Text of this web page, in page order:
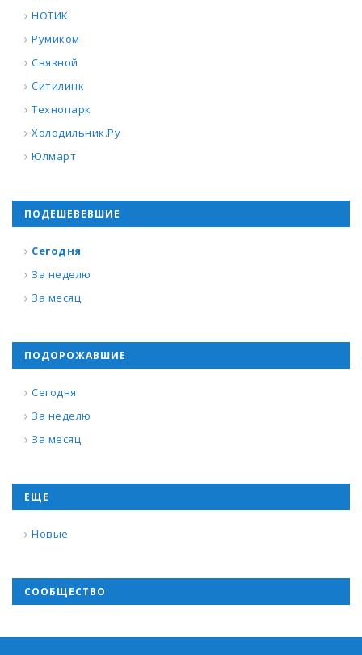
НОТИК
Румиком
Связной
Ситилинк
Технопарк
Холодильник.Ру
Юлмарт
ПОДЕШЕВЕВШИЕ
Сегодня
За неделю
За месяц
ПОДОРОЖАВШИЕ
Сегодня
За неделю
За месяц
ЕЩЕ
Новые
СООБЩЕСТВО